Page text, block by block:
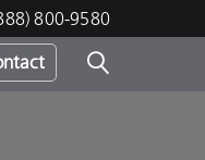
800-9580